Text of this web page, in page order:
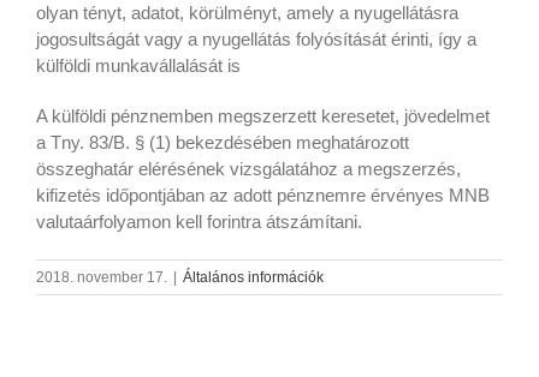
olyan tényt, adatot, körülményt, amely a nyugellátásra
jogosultságát vagy a nyugellátás folyósítását érinti, így a
külföldi munkavállalását is
A külföldi pénznemben megszerzett keresetet, jövedelmet
a Tny. 83/B. § (1) bekezdésében meghatározott
összeghatár elérésének vizsgálatához a megszerzés,
kifizetés időpontjában az adott pénznemre érvényes MNB
valutaárfolyamon kell forintra átszámítani.
2018. november 17. Általános információk